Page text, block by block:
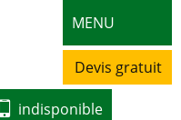
MENU
Devis gratuit
indisponible